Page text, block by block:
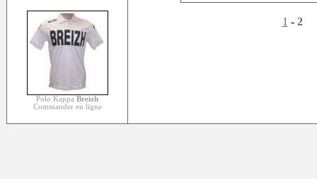
Polo Kappa Breizh
Commander en ligne
1 - 2